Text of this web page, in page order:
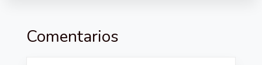
Comentarios